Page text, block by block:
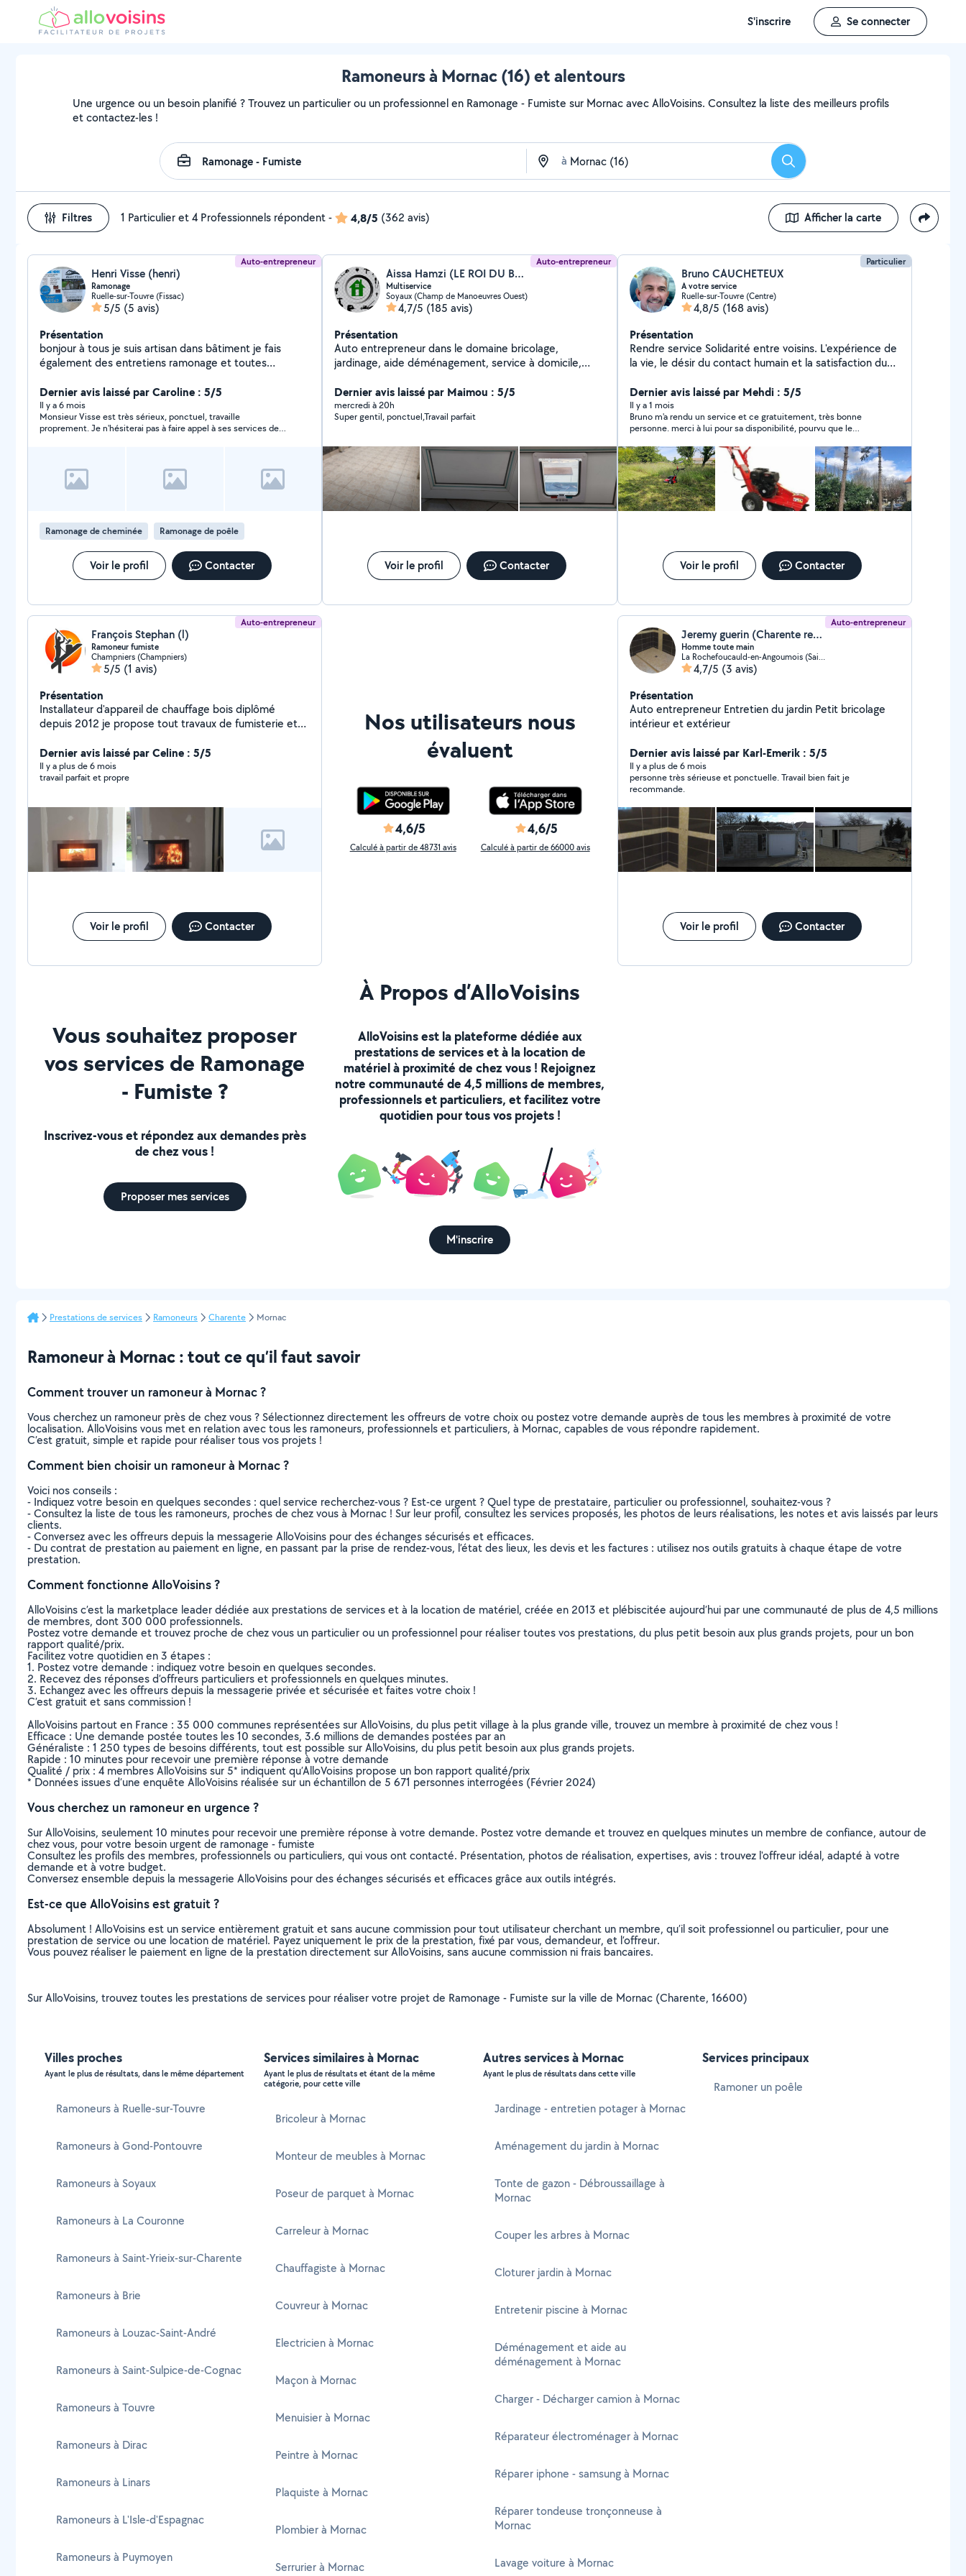
S'inscrire Se connecter
Ramoneurs à Mornac (16) et alentours
Une urgence ou un besoin planifié ? Trouvez un particulier ou un professionnel en Ramonage - Fumiste sur Mornac avec AlloVoisins. Consultez la liste des meilleurs profils
et contactez-les !
à Rechercher
Filtres 1 Particulier et 4 Professionnels répondent- 4,8/5 (362 avis) Afficher la carte
Auto-entrepreneur
Henri Visse (henri)
Ramonage
Ruelle-sur-Touvre (Fissac)
5/5 (5 avis)
Présentation
bonjour à tous je suis artisan dans bâtiment je fais
également des entretiens ramonage et toutes
Dernier avis laissé par Caroline : 5/5
Il y a 6 mois
Monsieur Visse est très sérieux, ponctuel, travaille
proprement. Je n'hésiterai pas à faire appel à ses services de
Ramonage de cheminée Ramonage de poêle
Voir le profil Contacter
Auto-entrepreneur
Aissa Hamzi (LE ROI DU BRICOLAGE)
Multiservice
Soyaux (Champ de Manoeuvres Ouest)
4,7/5 (185 avis)
Présentation
Auto entrepreneur dans le domaine bricolage,
jardinage, aide déménagement, service à domicile,
travaux.(petits travaux de maçonnerie, terrassement,
Dernier avis laissé par Maimou : 5/5
mercredi à 20h
Super gentil, ponctuel,Travail parfait
Voir le profil Contacter
Particulier
Bruno CAUCHETEUX
A votre service
Ruelle-sur-Touvre (Centre)
4,8/5 (168 avis)
Présentation
Rendre service Solidarité entre voisins. L'expérience de
la vie, le désir du contact humain et la satisfaction du
dire gratuité.....
Dernier avis laissé par Mehdi : 5/5
Il y a 1 mois
Bruno m'a rendu un service et ce gratuitement, très bonne
personne. merci à lui pour sa disponibilité, pourvu que le
Voir le profil Contacter
Auto-entrepreneur
François Stephan (l)
Ramoneur fumiste
Champniers (Champniers)
5/5 (1 avis)
Présentation
Installateur d'appareil de chauffage bois diplômé
depuis 2012 je propose tout travaux de fumisterie et
Cheminées sur mesure -Tubage de cheminées -
Ramonage -Entretien de poêle à granulés -Entretien de
chaudière fioul Jai un CAP de metallier serrurier
d'autres Corp de métier je suis très bricoleur.
Dernier avis laissé par Celine : 5/5
Il y a plus de 6 mois
travail parfait et propre
Voir le profil Contacter
Nos utilisateurs nous
évaluent
4,6/5
Calculé à partir de 48731 avis
4,6/5
Calculé à partir de 66000 avis
Auto-entrepreneur
Jeremy guerin (Charente renov'tout)
Homme toute main
La Rochefoucauld-en-Angoumois (Saint-Projet-Saint-Constant)
4,7/5 (3 avis)
Présentation
Auto entrepreneur Entretien du jardin Petit bricolage
intérieur et extérieur
Dernier avis laissé par Karl-Emerik : 5/5
Il y a plus de 6 mois
personne très sérieuse et ponctuelle. Travail bien fait je
recommande.
Voir le profil Contacter
Vous souhaitez proposer
vos services de Ramonage
- Fumiste ?
Inscrivez-vous et répondez aux demandes près
de chez vous !
Proposer mes services
À Propos d’AlloVoisins
AlloVoisins est la plateforme dédiée aux
prestations de services et à la location de
matériel à proximité de chez vous ! Rejoignez
notre communauté de 4,5 millions de membres,
professionnels et particuliers, et facilitez votre
quotidien pour tous vos projets !
M'inscrire
Prestations de services Ramoneurs Charente Mornac
Ramoneur à Mornac : tout ce qu’il faut savoir
Comment trouver un ramoneur à Mornac ?
Vous cherchez un ramoneur près de chez vous ? Sélectionnez directement les offreurs de votre choix ou postez votre demande auprès de tous les membres à proximité de votre
localisation. AlloVoisins vous met en relation avec tous les ramoneurs, professionnels et particuliers, à Mornac, capables de vous répondre rapidement.
C’est gratuit, simple et rapide pour réaliser tous vos projets !
Comment bien choisir un ramoneur à Mornac ?
Voici nos conseils :
- Indiquez votre besoin en quelques secondes : quel service recherchez-vous ? Est-ce urgent ? Quel type de prestataire, particulier ou professionnel, souhaitez-vous ?
- Consultez la liste de tous les ramoneurs, proches de chez vous à Mornac ! Sur leur profil, consultez les services proposés, les photos de leurs réalisations, les notes et avis laissés par leurs
clients.
- Conversez avec les offreurs depuis la messagerie AlloVoisins pour des échanges sécurisés et efficaces.
- Du contrat de prestation au paiement en ligne, en passant par la prise de rendez-vous, l’état des lieux, les devis et les factures : utilisez nos outils gratuits à chaque étape de votre
prestation.
Comment fonctionne AlloVoisins ?
AlloVoisins c’est la marketplace leader dédiée aux prestations de services et à la location de matériel, créée en 2013 et plébiscitée aujourd’hui par une communauté de plus de 4,5 millions
de membres, dont 300 000 professionnels.
Postez votre demande et trouvez proche de chez vous un particulier ou un professionnel pour réaliser toutes vos prestations, du plus petit besoin aux plus grands projets, pour un bon
rapport qualité/prix.
Facilitez votre quotidien en 3 étapes :
1. Postez votre demande : indiquez votre besoin en quelques secondes.
2. Recevez des réponses d’offreurs particuliers et professionnels en quelques minutes.
3. Echangez avec les offreurs depuis la messagerie privée et sécurisée et faites votre choix !
C’est gratuit et sans commission !
AlloVoisins partout en France : 35 000 communes représentées sur AlloVoisins, du plus petit village à la plus grande ville, trouvez un membre à proximité de chez vous !
Efficace : Une demande postée toutes les 10 secondes, 3.6 millions de demandes postées par an
Généraliste : 1 250 types de besoins différents, tout est possible sur AlloVoisins, du plus petit besoin aux plus grands projets.
Rapide : 10 minutes pour recevoir une première réponse à votre demande
Qualité / prix : 4 membres AlloVoisins sur 5* indiquent qu’AlloVoisins propose un bon rapport qualité/prix
* Données issues d’une enquête AlloVoisins réalisée sur un échantillon de 5 671 personnes interrogées (Février 2024)
Vous cherchez un ramoneur en urgence ?
Sur AlloVoisins, seulement 10 minutes pour recevoir une première réponse à votre demande. Postez votre demande et trouvez en quelques minutes un membre de confiance, autour de
chez vous, pour votre besoin urgent de ramonage - fumiste
Consultez les profils des membres, professionnels ou particuliers, qui vous ont contacté. Présentation, photos de réalisation, expertises, avis : trouvez l'offreur idéal, adapté à votre
demande et à votre budget.
Conversez ensemble depuis la messagerie AlloVoisins pour des échanges sécurisés et efficaces grâce aux outils intégrés.
Est-ce que AlloVoisins est gratuit ?
Absolument ! AlloVoisins est un service entièrement gratuit et sans aucune commission pour tout utilisateur cherchant un membre, qu’il soit professionnel ou particulier, pour une
prestation de service ou une location de matériel. Payez uniquement le prix de la prestation, fixé par vous, demandeur, et l’offreur.
Vous pouvez réaliser le paiement en ligne de la prestation directement sur AlloVoisins, sans aucune commission ni frais bancaires.
Sur AlloVoisins, trouvez toutes les prestations de services pour réaliser votre projet de Ramonage - Fumiste sur la ville de Mornac (Charente, 16600)
Villes proches
Ayant le plus de résultats, dans le même département
Ramoneurs à Ruelle-sur-Touvre
Ramoneurs à Gond-Pontouvre
Ramoneurs à Soyaux
Ramoneurs à La Couronne
Ramoneurs à Saint-Yrieix-sur-Charente
Ramoneurs à Brie
Ramoneurs à Louzac-Saint-André
Ramoneurs à Saint-Sulpice-de-Cognac
Ramoneurs à Touvre
Ramoneurs à Dirac
Ramoneurs à Linars
Ramoneurs à L'Isle-d'Espagnac
Ramoneurs à Puymoyen
Services similaires à Mornac
Ayant le plus de résultats et étant de la même
catégorie, pour cette ville
Bricoleur à Mornac
Monteur de meubles à Mornac
Poseur de parquet à Mornac
Carreleur à Mornac
Chauffagiste à Mornac
Couvreur à Mornac
Electricien à Mornac
Maçon à Mornac
Menuisier à Mornac
Peintre à Mornac
Plaquiste à Mornac
Plombier à Mornac
Serrurier à Mornac
Autres services à Mornac
Ayant le plus de résultats dans cette ville
Jardinage - entretien potager à Mornac
Aménagement du jardin à Mornac
Tonte de gazon - Débroussaillage à
Mornac
Couper les arbres à Mornac
Cloturer jardin à Mornac
Entretenir piscine à Mornac
Déménagement et aide au
déménagement à Mornac
Charger - Décharger camion à Mornac
Réparateur électroménager à Mornac
Réparer iphone - samsung à Mornac
Réparer tondeuse tronçonneuse à
Mornac
Lavage voiture à Mornac
Services principaux
Ramoner un poêle